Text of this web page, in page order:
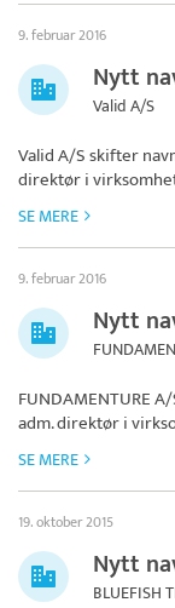
9. februar 2016
Nytt
Valid A/S
Valid A/S skifter
direktør i
SE MERE
9. februar 2016
Nytt
FUNDAMENTURE
adm. direktør i
SE MERE
19. oktober 2015
Nytt
BLUEFISH